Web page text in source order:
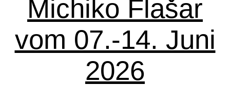
Michiko Flašar
vom 07.-14. Juni
2026